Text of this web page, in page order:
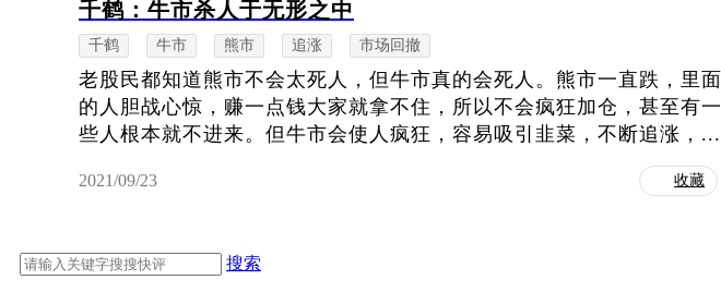
千鹤：牛市杀人于无形之中
千鹤 牛市 熊市 追涨 市场回撤
老股民都知道熊市不会太死人，但牛市真的会死人。熊市一直跌，里面
的人胆战心惊，赚一点钱大家就拿不住，所以不会疯狂加仓，甚至有一
些人根本就不进来。但牛市会使人疯狂，容易吸引韭菜，不断追涨，...
2021/09/23 收藏
搜索